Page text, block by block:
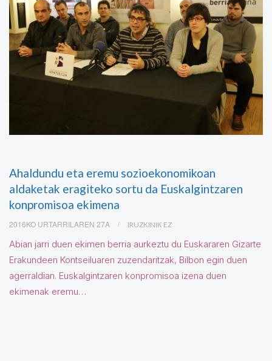
Ahaldundu eta eremu sozioekonomikoan
aldaketak eragiteko sortu da Euskalgintzaren
konpromisoa ekimena
2016KO URTARRILAREN 27A IRUZKINIK EZ
Abian jarri duen ekimen berria aurkeztu du Euskararen Gizarte
Erakundeen Kontseiluaren zuzendaritzak, Bilbon egin duen
agerraldian. Euskalgintzaren konpromisoa izena duen
ekimenak eremu…